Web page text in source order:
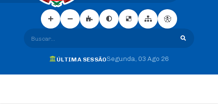
Buscar...
ÚLTIMA SESSÃOSegunda 03 Ago 26